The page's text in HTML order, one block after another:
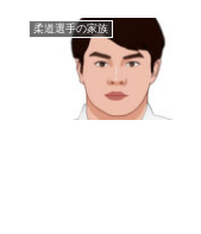
柔道選手の家族